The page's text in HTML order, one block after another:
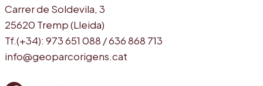
Carrer de Soldevila, 3
25620 Tremp (Lleida)
Tf.(+34): 973 651 088 / 636 868 713
info@geoparcorigens.cat